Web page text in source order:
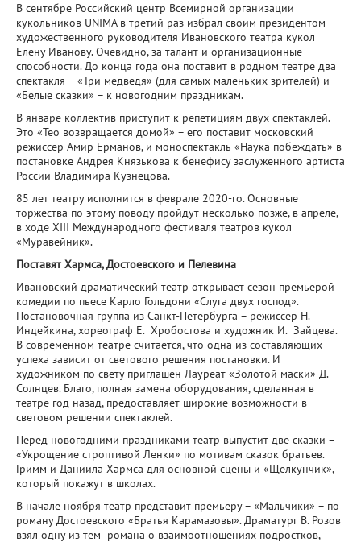
В сентябре Российский центр Всемирной организации
кукольников UNIMA в третий раз избрал своим президентом
художественного руководителя Ивановского театра кукол
Елену Иванову. Очевидно, за талант и организационные
способности. До конца года она поставит в родном театре два
спектакля – «Три медведя» (для самых маленьких зрителей) и
«Белые сказки» – к новогодним праздникам.
В январе коллектив приступит к репетициям двух спектаклей.
Это «Тео возвращается домой» – его поставит московский
режиссер Амир Ерманов, и моноспектакль «Наука побеждать» в
постановке Андрея Князькова к бенефису заслуженного артиста
России Владимира Кузнецова.
85 лет театру исполнится в феврале 2020-го. Основные
торжества по этому поводу пройдут несколько позже, в апреле,
в ходе XIII Международного фестиваля театров кукол
«Муравейник».
Поставят Хармса, Достоевского и Пелевина
Ивановский драматический театр открывает сезон премьерой
комедии по пьесе Карло Гольдони «Слуга двух господ».
Постановочная группа из Санкт-Петербурга – режиссер Н.
Индейкина, хореограф Е. Хробостова и художник И. Зайцева.
В современном театре считается, что одна из составляющих
успеха зависит от светового решения постановки. И
художником по свету приглашен Лауреат «Золотой маски» Д.
Солнцев. Благо, полная замена оборудования, сделанная в
театре год назад, предоставляет широкие возможности в
световом решении спектаклей.
Перед новогодними праздниками театр выпустит две сказки –
«Укрощение строптивой Ленки» по мотивам сказок братьев.
Гримм и Даниила Хармса для основной сцены и «Щелкунчик»,
который покажут в школах.
В начале ноября театр представит премьеру – «Мальчики» – по
роману Достоевского «Братья Карамазовы». Драматург В. Розов
взял одну из тем романа о взаимоотношениях подростков,